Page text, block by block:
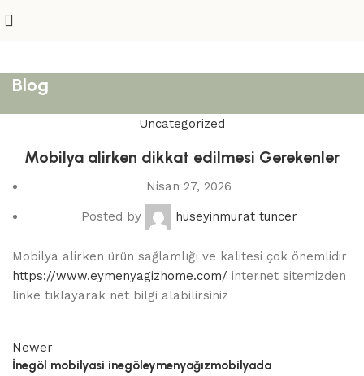
Blog
Uncategorized
Mobilya alirken dikkat edilmesi Gerekenler
Nisan 27, 2026
Posted by huseyinmurat tuncer
Mobilya alirken ürün sağlamlığı ve kalitesi çok önemlidir
https://www.eymenyagizhome.com/ internet sitemizden
linke tıklayarak net bilgi alabilirsiniz
Newer
İnegöl mobilyasi inegöleymenyağızmobilyada